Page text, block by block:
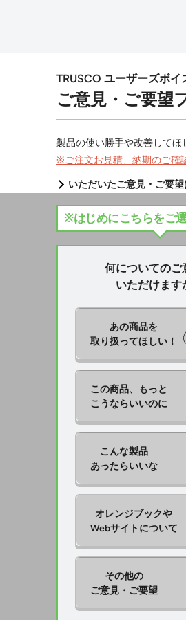
TRUSCO ユーザーズボイ
ご意見・ご要望
製品の使い勝手や改善して
※ご注文お見積、納期のご確
いただいたご意見・ご要望
※はじめにこちらをご選
何についてのご
いただけます
あの商品を
取り扱ってほしい！
この商品、もっと
こうならいいのに
こんな製品
あったらいいな
オレンジブックや
Webサイトについて
その他の
ご意見・ご要望